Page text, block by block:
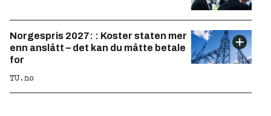
Norgespris 2027: : Koster staten mer
enn anslått – det kan du måtte betale
for
TU.no